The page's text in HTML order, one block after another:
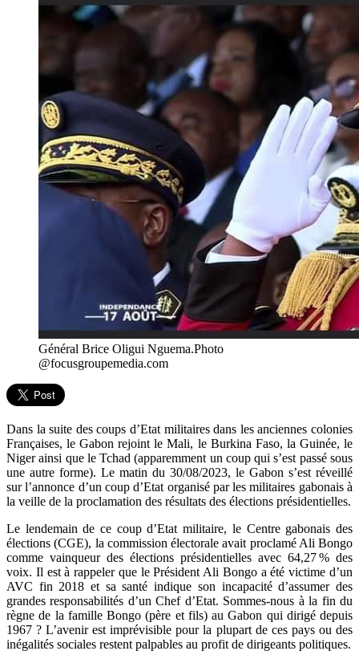
Général Brice Oligui Nguema.Photo
@focusgroupemedia.com
Dans la suite des coups d’Etat militaires dans les anciennes colonies
Françaises, le Gabon rejoint le Mali, le Burkina Faso, la Guinée, le
Niger ainsi que le Tchad (apparemment un coup qui s’est passé sous
une autre forme). Le matin du 30/08/2023, le Gabon s’est réveillé
sur l’annonce d’un coup d’Etat organisé par les militaires gabonais à
la veille de la proclamation des résultats des élections présidentielles.
Le lendemain de ce coup d’Etat militaire, le Centre gabonais des
élections (CGE), la commission électorale avait proclamé Ali Bongo
comme vainqueur des élections présidentielles avec 64,27 % des
voix. Il est à rappeler que le Président Ali Bongo a été victime d’un
AVC fin 2018 et sa santé indique son incapacité d’assumer des
grandes responsabilités d’un Chef d’Etat. Sommes-nous à la fin du
règne de la famille Bongo (père et fils) au Gabon qui dirigé depuis
1967 ? L’avenir est imprévisible pour la plupart de ces pays ou des
inégalités sociales restent palpables au profit de dirigeants politiques.